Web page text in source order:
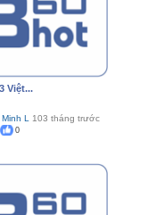
Việt...
L 103 tháng trước
0